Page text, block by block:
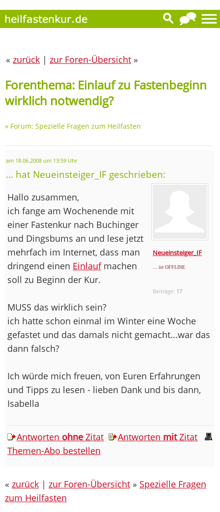
« zurück | zur Foren-Übersicht »
Forenthema: Einlauf zu Fastenbeginn
wirklich notwendig?
» Forum: Spezielle Fragen zum Heilfasten
am 18.06.2008 um 13:59 Uhr
... hat Neueinsteiger_IF geschrieben:
Neueinsteiger_IF
... ist OFFLINE
Beiträge: 17
Hallo zusammen,
ich fange am Wochenende mit
einer Fastenkur nach Buchinger
und Dingsbums an und lese jetzt
mehrfach im Internet, dass man
dringend einen Einlaufmachen
soll zu Beginn der Kur.
MUSS das wirklich sein?
ich hatte schon einmal im Winter eine Woche
gefastet und das damals nicht gemacht...war das
dann falsch?
Ich würde mich freuen, von Euren Erfahrungen
und Tipps zu lesen - lieben Dank und bis dann,
Isabella
Antworten ohne Zitat Antworten mitZitat
Themen-Abo bestellen
« zurück | zur Foren-Übersicht » Spezielle Fragen
zum Heilfasten